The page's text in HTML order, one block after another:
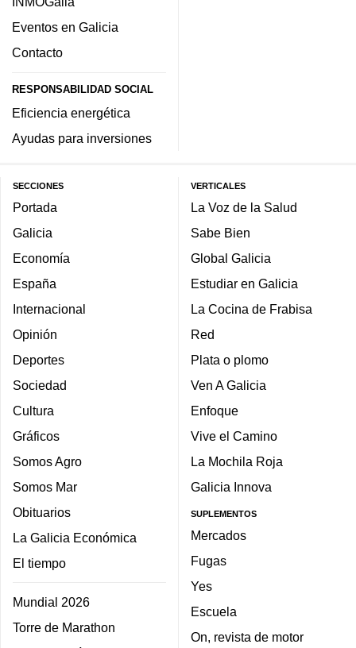
Eventos en Galicia
Contacto
RESPONSABILIDAD SOCIAL
Eficiencia energética
Ayudas para inversiones
SECCIONES
Portada
Galicia
Economía
España
Internacional
Opinión
Deportes
Sociedad
Cultura
Gráficos
Somos Agro
Somos Mar
Obituarios
La Galicia Económica
El tiempo
Mundial 2026
Torre de Marathon
VERTICALES
La Voz de la Salud
Sabe Bien
Global Galicia
Estudiar en Galicia
La Cocina de Frabisa
Red
Plata o plomo
Ven A Galicia
Enfoque
Vive el Camino
La Mochila Roja
Galicia Innova
SUPLEMENTOS
Mercados
Fugas
Yes
Escuela
On, revista de motor